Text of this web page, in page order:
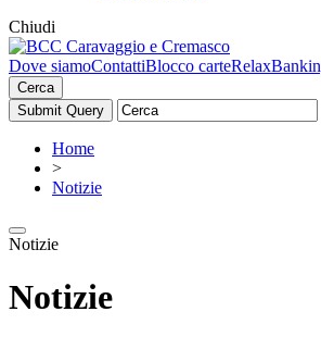
Chiudi
Dove siamoContattiBlocco carte
Cerca
Home
>
Notizie
Notizie
Notizie